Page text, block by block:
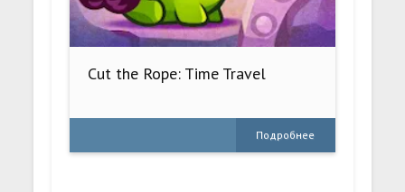
Cut the Rope: Time Travel
Подробнее